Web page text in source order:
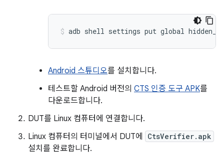
Android 스튜디오를 설치합니다.
테스트할 Android 버전의 CTS 인증 도구 APK를
다운로드합니다.
DUT를 Linux 컴퓨터에 연결합니다.
Linux 컴퓨터의 터미널에서 DUT에
CtsVerifier.apk
설치를 완료합니다.